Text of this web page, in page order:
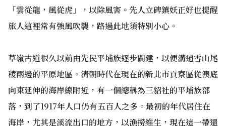
「雲從龍，風從虎」，以除風害。先人立碑鎮妖正好也提醒
旅人這裡常有強風吹襲，路過此地須特別小心。
草嶺古道很久以前由先民平埔族逐步闢建，以便溝通雪山尾
稜兩邊的平原地區。清朝時代在現在的新北市貢寮區從澳底
向東延伸的海岸線附近，有一個總稱為三貂社的平埔族部
落，到了1917年人口仍有五百人之多。最初的年代居住在
海岸，尤其是溪流出口的地方，以漁撈維生，現在這一帶還